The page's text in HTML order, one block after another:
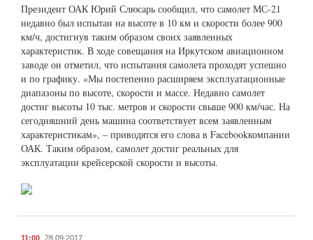
Президент ОАК Юрий Слюсарь сообщил, что самолет МС-21
недавно был испытан на высоте в 10 км и скорости более 900
км/ч, достигнув таким образом своих заявленных
характеристик. В ходе совещания на Иркутском авиационном
заводе он отметил, что испытания самолета проходят успешно
и по графику. «Мы постепенно расширяем эксплуатационные
диапазоны по высоте, скорости и массе. Недавно самолет
достиг высоты 10 тыс. метров и скорости свыше 900 км/час. На
сегодняшний день машина соответствует всем заявленным
характеристикам», – приводятся его слова в Facebookкомпании
ОАК. Таким образом, самолет достиг реальных для
эксплуатации крейсерской скорости и высоты.
11:00 28.09.2017